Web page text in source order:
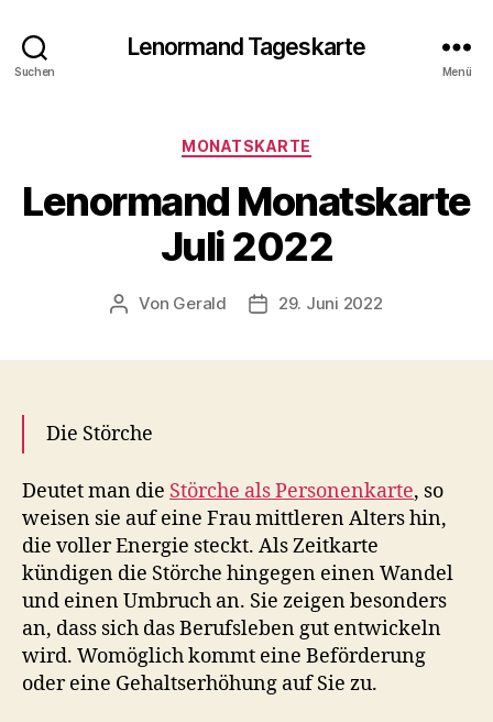
Suchen
Lenormand Tageskarte
Menü
Kategorien
MONATSKARTE
Lenormand Monatskarte
Juli 2022
Beitragsautor
Von Gerald Veröffentlichungsdatum
29. Juni 2022
Die Störche
Deutet man die Störche als Personenkarte, so
weisen sie auf eine Frau mittleren Alters hin,
die voller Energie steckt. Als Zeitkarte
kündigen die Störche hingegen einen Wandel
und einen Umbruch an. Sie zeigen besonders
an, dass sich das Berufsleben gut entwickeln
wird. Womöglich kommt eine Beförderung
oder eine Gehaltserhöhung auf Sie zu.